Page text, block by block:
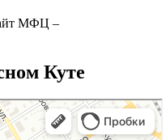
МФЦ –
Куте